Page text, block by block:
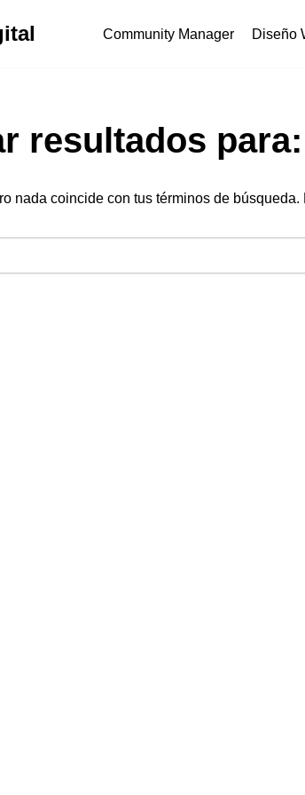
Community Manager Diseño
resultados para:
nada coincide con tus términos de